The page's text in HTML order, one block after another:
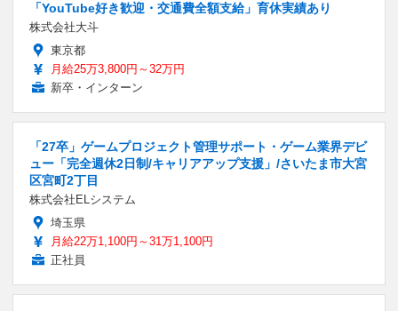
「YouTube好き歓迎・交通費全額支給」育休実績あり
株式会社大斗
東京都
月給25万3,800円～32万円
新卒・インターン
「27卒」ゲームプロジェクト管理サポート・ゲーム業界デビ
ュー「完全週休2日制/キャリアアップ支援」/さいたま市大宮
区宮町2丁目
株式会社ELシステム
埼玉県
月給22万1,100円～31万1,100円
正社員